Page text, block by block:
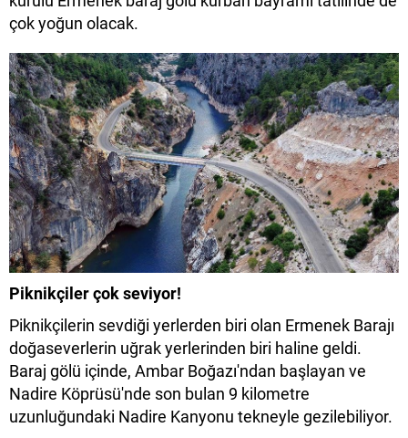
çok yoğun olacak.
Piknikçiler çok seviyor!
Piknikçilerin sevdiği yerlerden biri olan Ermenek Barajı
doğaseverlerin uğrak yerlerinden biri haline geldi.
Baraj gölü içinde, Ambar Boğazı'ndan başlayan ve
Nadire Köprüsü'nde son bulan 9 kilometre
uzunluğundaki Nadire Kanyonu tekneyle gezilebiliyor.